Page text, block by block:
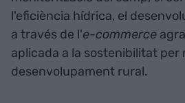
l'eficiència hídrica, el
a través de l'e-commerce
aplicada a la sostenibilitat per
desenvolupament rural.